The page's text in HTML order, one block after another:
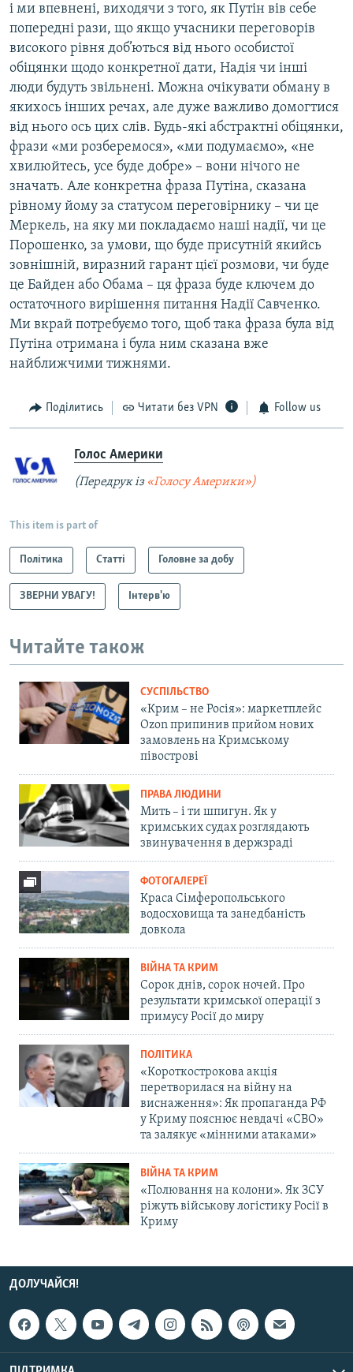
і ми впевнені, виходячи з того, як Путін вів себе
попередні рази, що якщо учасники переговорів
високого рівня доб’ються від нього особистої
обіцянки щодо конкретної дати, Надія чи інші
люди будуть звільнені. Можна очікувати обману в
якихось інших речах, але дуже важливо домогтися
від нього ось цих слів. Будь-які абстрактні обіцянки,
фрази «ми розберемося», «ми подумаємо», «не
хвилюйтесь, усе буде добре» – вони нічого не
значать. Але конкретна фраза Путіна, сказана
рівному йому за статусом переговірнику – чи це
Меркель, на яку ми покладаємо наші надії, чи це
Порошенко, за умови, що буде присутній якийсь
зовнішній, виразний гарант цієї розмови, чи буде
це Байден або Обама – ця фраза буде ключем до
остаточного вирішення питання Надії Савченко.
Ми вкрай потребуємо того, щоб така фраза була від
Путіна отримана і була ним сказана вже
найближчими тижнями.
Поділитись Читати без VPN Follow us
Голос Америки
(Передрук із «Голосу Америки»)
This item is part of
Політика Статті Головне за добу
ЗВЕРНИ УВАГУ! Інтерв'ю
Читайте також
СУСПІЛЬСТВО
«Крим – не Росія»: маркетплейс
Ozon припинив прийом нових
замовлень на Кримському
півострові
ПРАВА ЛЮДИНИ
Мить – і ти шпигун. Як у
кримських судах розглядають
звинувачення в держзраді
ФОТОГАЛЕРЕЇ
Краса Сімферопольського
водосховища та занедбаність
довкола
ВІЙНА ТА КРИМ
Сорок днів, сорок ночей. Про
результати кримської операції з
примусу Росії до миру
ПОЛІТИКА
«Короткострокова акція
перетворилася на війну на
виснаження»: Як пропаганда РФ
у Криму пояснює невдачі «СВО»
та залякує «мінними атаками»
ВІЙНА ТА КРИМ
«Полювання на колони». Як ЗСУ
ріжуть військову логістику Росії в
Криму
ДОЛУЧАЙСЯ!